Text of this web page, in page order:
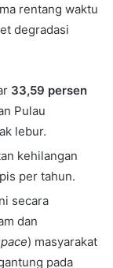
rentang waktu
degradasi
33,59 persen
Pulau
lebur.
kehilangan
per tahun.
secara
dan
) masyarakat
pada